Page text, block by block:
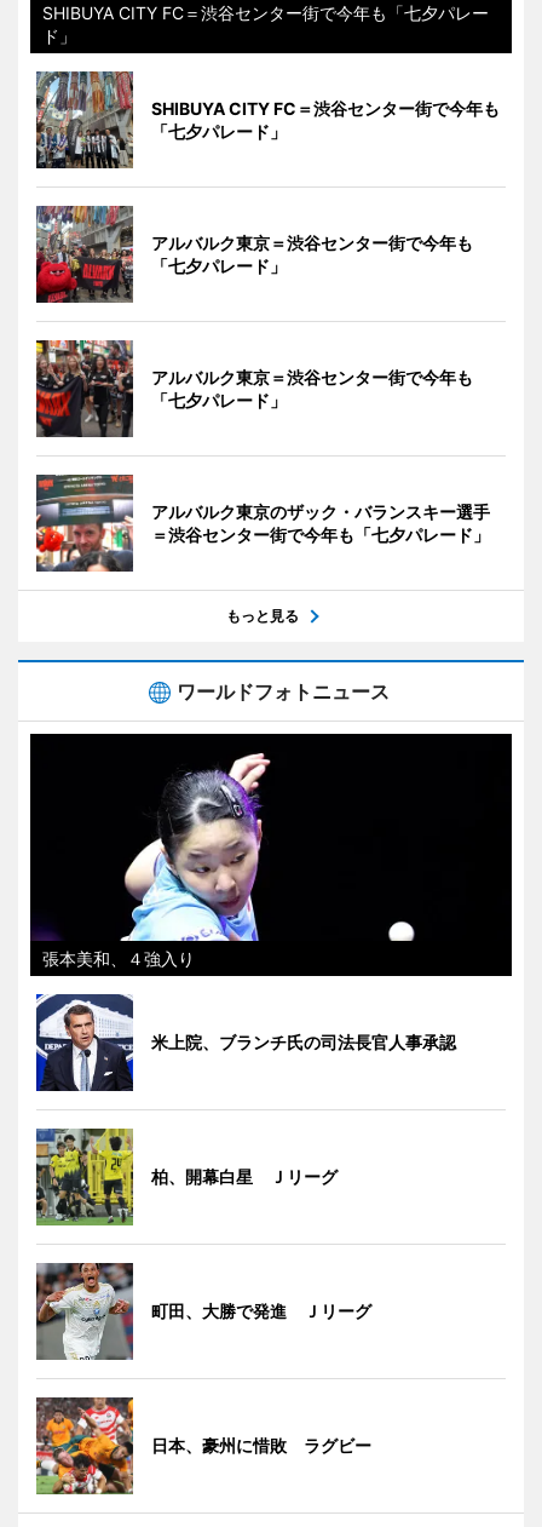
SHIBUYA CITY FC＝渋谷センター街で今年も「七夕パレー
ド」
SHIBUYA CITY FC＝渋谷センター街で今年も
「七夕パレード」
アルバルク東京＝渋谷センター街で今年も
「七夕パレード」
アルバルク東京＝渋谷センター街で今年も
「七夕パレード」
アルバルク東京のザック・バランスキー選手
＝渋谷センター街で今年も「七夕パレード」
もっと見る
ワールドフォトニュース
張本美和、４強入り
米上院、ブランチ氏の司法長官人事承認
柏、開幕白星 Ｊリーグ
町田、大勝で発進 Ｊリーグ
日本、豪州に惜敗 ラグビー